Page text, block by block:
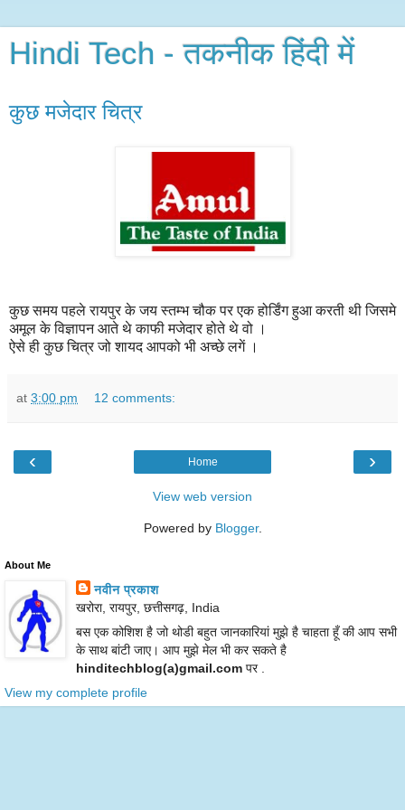
Hindi Tech - तकनीक हिंदी में
कुछ मजेदार चित्र
कुछ समय पहले रायपुर के जय स्तम्भ चौक पर एक होर्डिंग हुआ करती थी जिसमे
अमूल के विज्ञापन आते थे काफी मजेदार होते थे वो ।
ऐसे ही कुछ चित्र जो शायद आपको भी अच्छे लगें ।
at 3:00 pm 12 comments:
‹ ›
Home
View web version
Powered by Blogger.
About Me
नवीन प्रकाश
खरोरा, रायपुर, छत्तीसगढ़, India
बस एक कोशिश है जो थोडी बहुत जानकारियां मुझे है चाहता हूँ की आप सभी
के साथ बांटी जाए। आप मुझे मेल भी कर सकते है
hinditechblog(a)gmail.comपर .
View my complete profile